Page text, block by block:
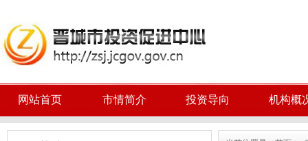
网站首页 市情简介 投资导向 机构概